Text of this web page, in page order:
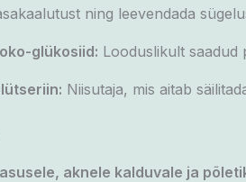
ning leevendada
glükosiid: Looduslikult saadud
Niisutaja, mis aitab
aknele kalduvale ja